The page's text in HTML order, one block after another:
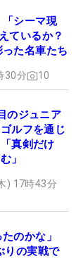
「シーマ現
ているか？
た名車たち
30分 10
のジュニア
ルフを通じ
真剣だけ
」
) 17時43分
たのかな」
りの実戦で